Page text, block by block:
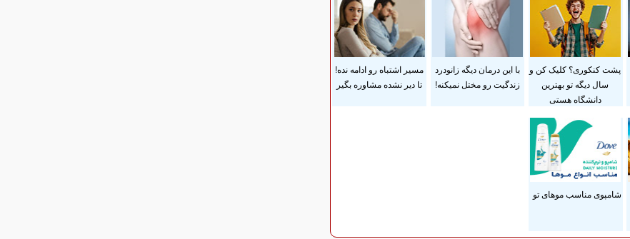
پشت کنکوری؟ کلیک کن و
سال دیگه تو بهترین
دانشگاه هستی
با این درمان دیگه زانودرد
زندگیت رو مختل نمیکنه!
مسیر اشتباه رو ادامه نده!
تا دیر نشده مشاوره بگیر
شامپوی مناسب موهای تو